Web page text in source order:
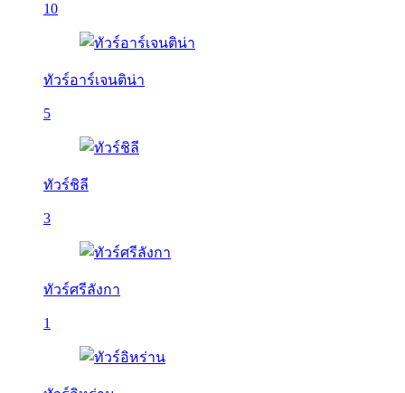
10
ทัวร์อาร์เจนติน่า
5
ทัวร์ชิลี
3
ทัวร์ศรีลังกา
1